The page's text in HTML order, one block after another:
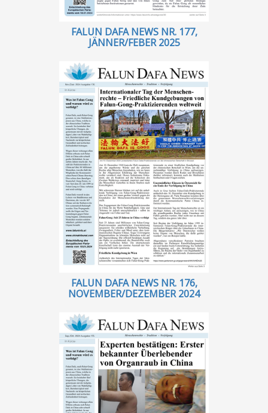
FALUN DAFA NEWS NR. 177,
JÄNNER/FEBER 2025
FALUN DAFA NEWS NR. 176,
NOVEMBER/DEZEMBER 2024